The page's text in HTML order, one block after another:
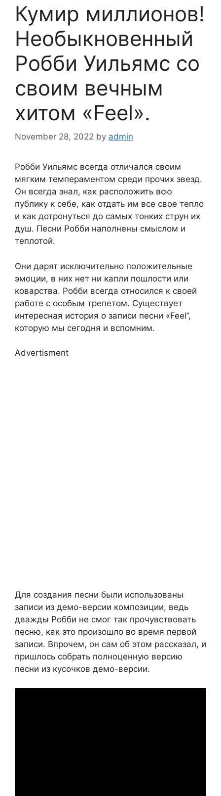
Кумир миллионов!
Необыкновенный
Робби Уильямс со
своим вечным
хитом «Feel».
November 28, 2022 by admin
Робби Уильямс всегда отличался своим
мягким темпераментом среди прочих звезд.
Он всегда знал, как расположить всю
публику к себе, как отдать им все свое тепло
и как дотронуться до самых тонких струн их
душ. Песни Робби наполнены смыслом и
теплотой.
Они дарят исключительно положительные
эмоции, в них нет ни капли пошлости или
коварства. Робби всегда относился к своей
работе с особым трепетом. Существует
интересная история о записи песни «Feel”,
которую мы сегодня и вспомним.
Advertisment
Для создания песни были использованы
записи из демо-версии композиции, ведь
дважды Робби не смог так прочувствовать
песню, как это произошло во время первой
записи. Впрочем, он сам об этом рассказал, и
пришлось собрать полноценную версию
песни из кусочков демо-версии.